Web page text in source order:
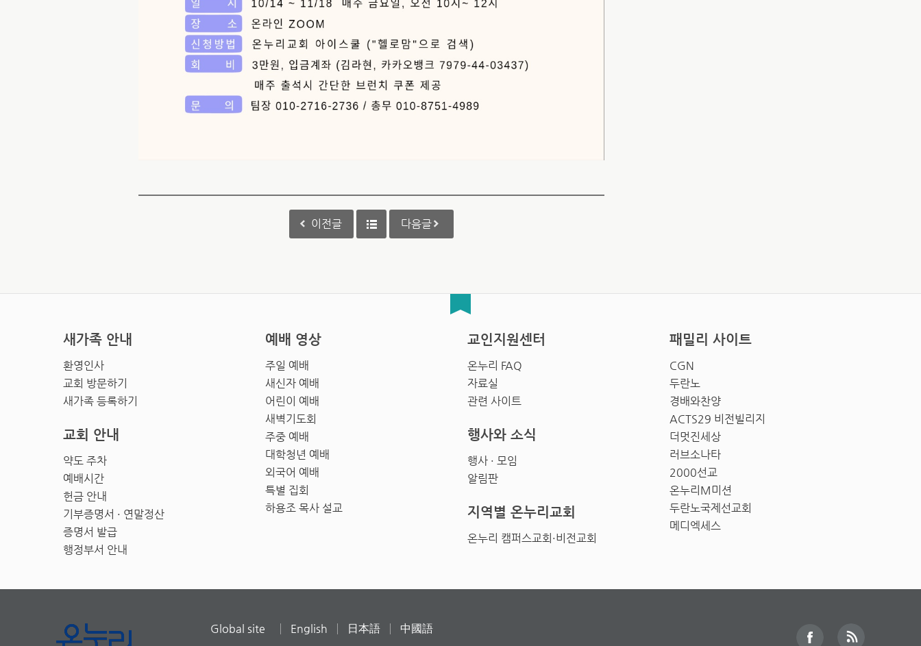
이전글 다음글
새가족 안내
환영인사
교회 방문하기
새가족 등록하기
예배 영상
주일 예배
새신자 예배
어린이 예배
새벽기도회
주중 예배
대학청년 예배
외국어 예배
특별 집회
하용조 목사 설교
교인지원센터
온누리 FAQ
자료실
관련 사이트
패밀리 사이트
CGN
두란노
경배와찬양
ACTS29 비전빌리지
더멋진세상
러브소나타
2000선교
온누리M미션
두란노국제선교회
메디엑세스
교회 안내
약도 주차
예배시간
헌금 안내
기부증명서 · 연말정산
증명서 발급
행정부서 안내
행사와 소식
행사 · 모임
알림판
지역별 온누리교회
온누리 캠퍼스교회·비전교회
Global site English 日本語 中國語